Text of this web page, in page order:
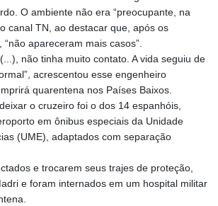
O ambiente não era “preocupante, na
canal TN, ao destacar que, após os
apareceram mais casos”.
não tinha muito contato. A vida seguiu de
acrescentou esse engenheiro
quarentena nos Países Baixos.
o cruzeiro foi o dos 14 espanhóis,
em ônibus especiais da Unidade
(UME), adaptados com separação
e trocarem seus trajes de proteção,
e foram internados em um hospital militar